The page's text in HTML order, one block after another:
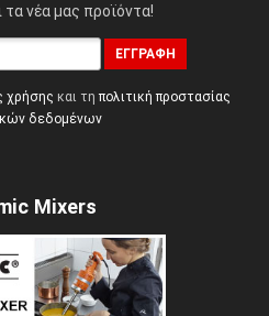
νέα μας προϊόντα!
ΕΓΓΡΑΦΉ
χρήσης και τη πολιτική προστασίας
δεδομένων
Mixers